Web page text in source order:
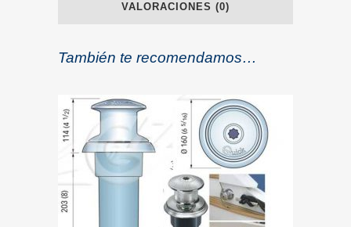
VALORACIONES (0)
También te recomendamos…